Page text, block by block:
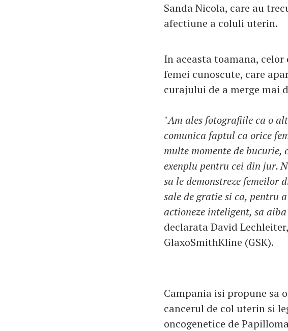
Sanda Nicola, care au
afectiune a coluli uterin.
In aceasta toamana,
femei cunoscute, care
curajului de a merge mai
"Am ales fotografiile ca o
comunica faptul ca orice
multe momente de bucurie,
exenplu pentru cei din jur.
sa le demonstreze
sale de gratie si ca, pentru
actioneze inteligent, sa
declarata David
GlaxoSmithKline (GSK).
Campania isi propune sa
cancerul de col uterin si
oncogenetice de